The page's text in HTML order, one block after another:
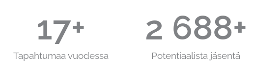
Tapahtumaa vuodessa
19+
Potentiaalista jäsentä
2 999+